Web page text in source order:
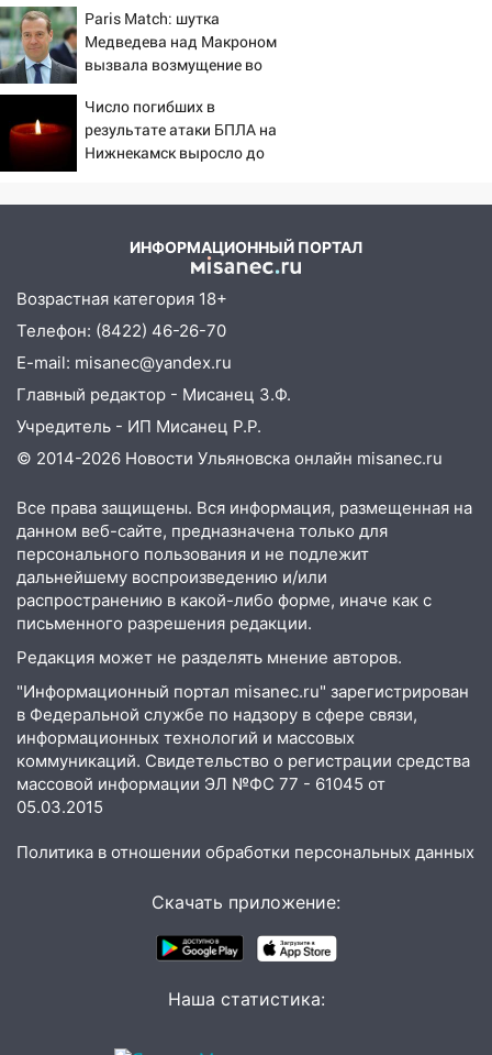
14:18
Гинеколог рассказала о том, с
какими сложностями сталкиваются
молодые мамы
13:02
Соцсети: на улице Розы
Люксембург дерево упало на
автомобиль
знаков зодиака на неделю с 10 по 16
13:00 На проспекте Тюленева в
Ульяновске образовалось «море»
12:57 В Ульяновской области ожидается
крупный град
12:11 Где есть бензин в Ульяновске 9
августа: список АЗС
11:55 Соцсети: светофор упал на
машину во время сильного ливня в
Ульяновске
11:00 В Ульяновской области люди в
СНТ сидят без света
10:13
Прокуратура подвела итоги
недели в Ульяновской области
09:18 Из-за ливня заблокировано
движение трамваев в Ульяновске
09:15
Ураган, изнасилование ребенка,
автоподставы и атака беспилотников:
Ульяновской области
В Ульяновске восстановили
инфраструктуру после шторма
Внимание! В Цильнинском районе
пропал 67-летний мужчина
Paris Match: шутка
Медведева над Макроном
вызвала возмущение во
Число погибших в
результате атаки БПЛА на
Нижнекамск выросло до
ИНФОРМАЦИОННЫЙ ПОРТАЛ
Возрастная категория 18+
Телефон: (8422) 46-26-70
E-mail: misanec@yandex.ru
Главный редактор - Мисанец З.Ф.
Учредитель - ИП Мисанец Р.Р.
© 2014-2026 Новости Ульяновска онлайн misanec.ru
Все права защищены. Вся информация, размещенная на
данном веб-сайте, предназначена только для
персонального пользования и не подлежит
дальнейшему воспроизведению и/или
распространению в какой-либо форме, иначе как с
письменного разрешения редакции.
Редакция может не разделять мнение авторов.
"Информационный портал misanec.ru" зарегистрирован
в Федеральной службе по надзору в сфере связи,
информационных технологий и массовых
коммуникаций. Свидетельство о регистрации средства
массовой информации ЭЛ №ФС 77 - 61045 от
05.03.2015
Политика в отношении обработки персональных данных
Скачать приложение:
Наша статистика: